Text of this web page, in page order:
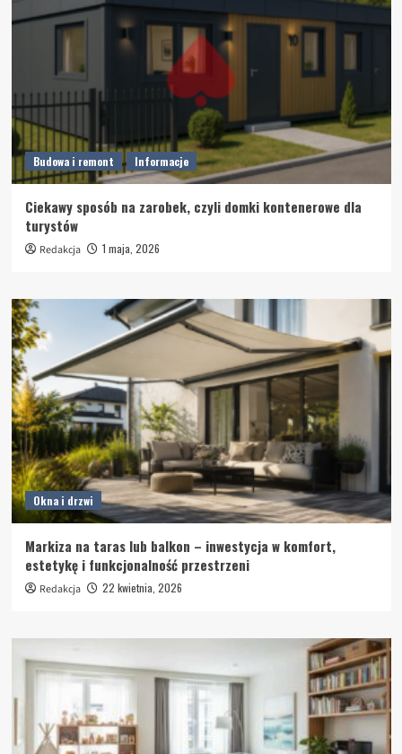
Budowa i remont Informacje
Ciekawy sposób na zarobek, czyli domki kontenerowe dla
turystów
Redakcja 1 maja, 2026
Okna i drzwi
Markiza na taras lub balkon – inwestycja w komfort,
estetykę i funkcjonalność przestrzeni
Redakcja 22 kwietnia, 2026